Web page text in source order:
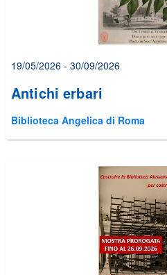
19/05/2026 - 30/09/2026
Antichi erbari
Biblioteca Angelica di Roma